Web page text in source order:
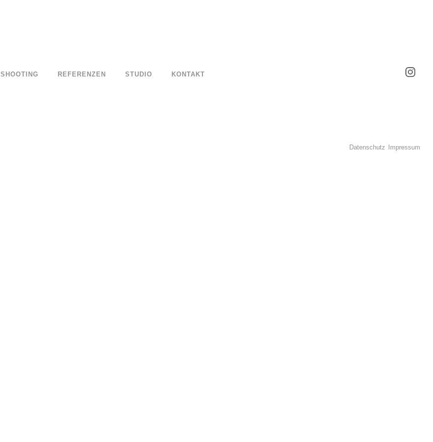
SHOOTING REFERENZEN STUDIO KONTAKT
Datenschutz Impressum